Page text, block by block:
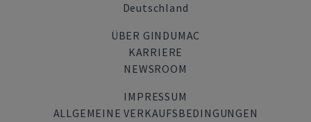
Deutschland
ÜBER GINDUMAC
KARRIERE
NEWSROOM
IMPRESSUM
ALLGEMEINE VERKAUFSBEDINGUNGEN